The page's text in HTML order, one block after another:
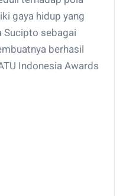
gaya hidup yang
Sucipto sebagai
berhasil
Indonesia Awards